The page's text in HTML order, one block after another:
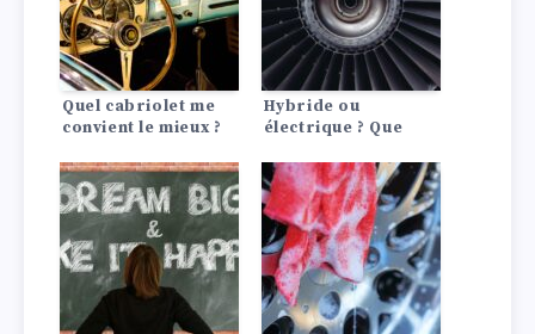
Quel cabriolet me
convient le mieux ?
Hybride ou
électrique ? Que
l’avenir ?